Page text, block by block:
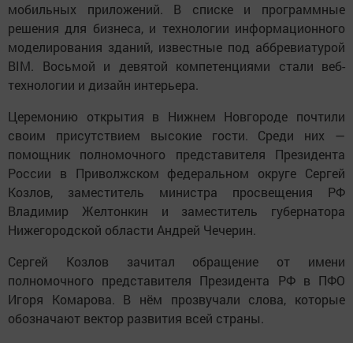
мобильных приложений. В списке и программные
решения для бизнеса, и технологии информационного
моделирования зданий, известные под аббревиатурой
BIM. Восьмой и девятой компетенциями стали веб-
технологии и дизайн интерьера.
Церемонию открытия в Нижнем Новгороде почтили
своим присутствием высокие гости. Среди них —
помощник полномочного представителя Президента
России в Приволжском федеральном округе Сергей
Козлов, заместитель министра просвещения РФ
Владимир Желтонкин и заместитель губернатора
Нижегородской области Андрей Чечерин.
Сергей Козлов зачитал обращение от имени
полномочного представителя Президента РФ в ПФО
Игоря Комарова. В нём прозвучали слова, которые
обозначают вектор развития всей страны.